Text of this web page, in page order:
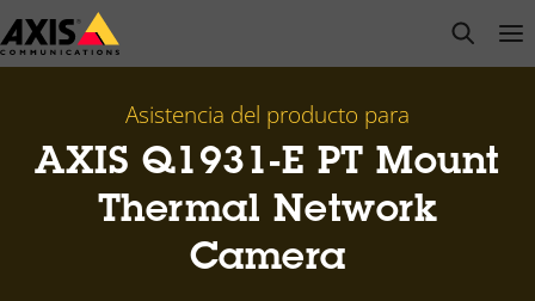
Saltar
al
open
Asistencia del producto para
AXIS Q1931-E PT Mount
Thermal Network
Camera